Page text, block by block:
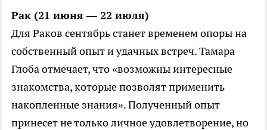
Рак (21 июня — 22 июля)
Для Раков сентябрь станет временем опоры на
собственный опыт и удачных встреч. Тамара
Глоба отмечает, что «возможны интересные
знакомства, которые позволят применить
накопленные знания». Полученный опыт
принесет не только личное удовлетворение, но